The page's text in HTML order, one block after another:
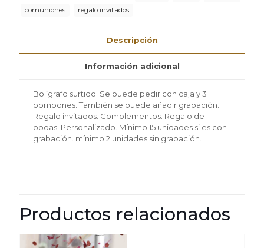
comuniones
regalo invitados
Descripción
Información adicional
Bolígrafo surtido. Se puede pedir con caja y 3
bombones. También se puede añadir grabación.
Regalo invitados. Complementos. Regalo de
bodas. Personalizado. Mínimo 15 unidades si es con
grabación. mínimo 2 unidades sin grabación.
Productos relacionados